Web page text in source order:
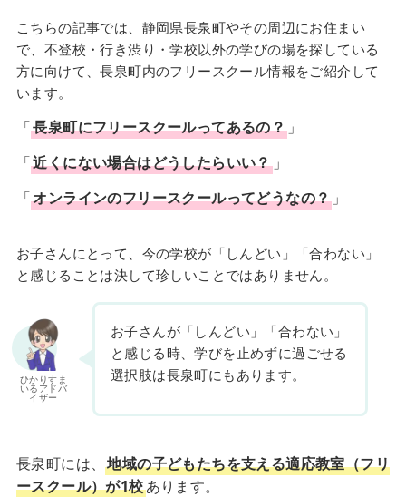
こちらの記事では、静岡県長泉町やその周辺にお住まい
で、不登校・行き渋り・学校以外の学びの場を探している
方に向けて、長泉町内のフリースクール情報をご紹介して
います。
「長泉町にフリースクールってあるの？ 」
「近くにない場合はどうしたらいい？」
「オンラインのフリースクールってどうなの？ 」
お子さんにとって、今の学校が「しんどい」「合わない」
と感じることは決して珍しいことではありません。
ひかりすま
いるアドバ
イザー
お子さんが「しんどい」「合わない」
と感じる時、学びを止めずに過ごせる
選択肢は長泉町にもあります。
長泉町には、地域の子どもたちを支える適応教室（フリ
ースクール）が1校あります。